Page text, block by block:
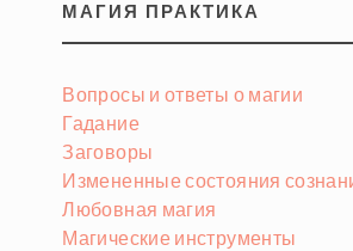
МАГИЯ ПРАКТИКА
Вопросы и ответы о магии
Гадание
Заговоры
Измененные состояния
Любовная магия
Магические инструменты